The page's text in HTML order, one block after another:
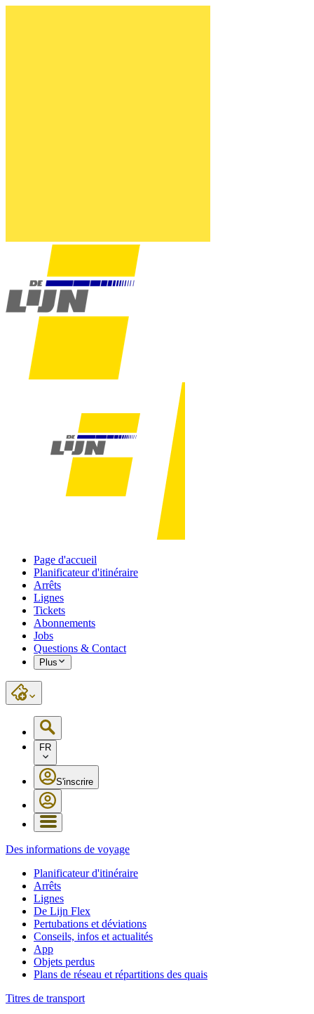
Page d'accueil
Planificateur d'itinéraire
Arrêts
Lignes
Tickets
Abonnements
Jobs
Questions & Contact
Plus
FR
S'inscrire
Des informations de voyage
Planificateur d'itinéraire
Arrêts
Lignes
De Lijn Flex
Pertubations et déviations
Conseils, infos et actualités
App
Objets perdus
Plans de réseau et répartitions des quais
Titres de transport